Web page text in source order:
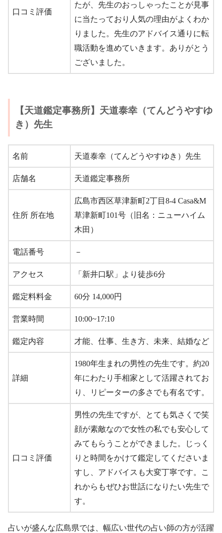
口コミ評価
たが、先生のおっしゃったことが見事
に当たっており人気の理由がよくわか
りました。先生のアドバイス通りに転
職活動を進めていきます。ありがとう
ございました。
【天道鑑定事務所】天道泰幸（てんどうやすゆ
き）先生
名前 天道泰幸（てんどうやすゆき）先生
店舗名 天道鑑定事務所
住所 所在地
広島市西区草津新町2丁目8-4 Casa&M
草津新町101号（旧名：ニューハイム
木田）
電話番号 －
アクセス 「新井口駅」より徒歩6分
鑑定料料金 60分 14,000円
営業時間 10:00~17:10
鑑定内容 才能、仕事、生き方、未来、結婚など
詳細
1980年生まれの男性の先生です。約20
年にわたり手相家として活躍されてお
り、リピーターの多さでも有名です。
口コミ評価
男性の先生ですが、とても気さくで笑
顔が素敵なので女性の私でも安心して
みてもらうことができました。じっく
りと時間をかけて鑑定してくださいま
すし、アドバイスも大変丁寧です。こ
れからもぜひお世話になりたい先生で
す。
占いが盛んな広島県では、幅広い世代の占い師の方が活躍